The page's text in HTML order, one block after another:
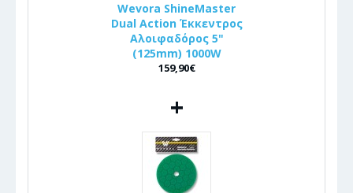
Wevora ShineMaster
Dual Action Έκκεντρος
Αλοιφαδόρος 5"
(125mm) 1000W
159,90€
+